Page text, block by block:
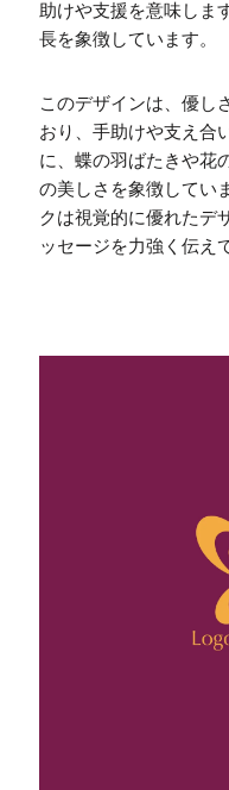
助けや支援を意味しま
長を象徴しています。
このデザインは、優し
おり、手助けや支え合
に、蝶の羽ばたきや花
の美しさを象徴してい
クは視覚的に優れたデ
ッセージを力強く伝え